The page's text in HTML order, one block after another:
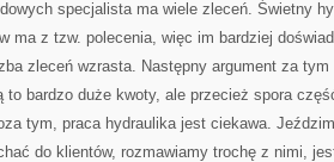
specjalista ma wiele zleceń. Świetny
ma z tzw. polecenia, więc im bardziej
zleceń wzrasta. Następny argument za
to bardzo duże kwoty, ale przecież spora
tym, praca hydraulika jest ciekawa.
do klientów, rozmawiamy trochę z nimi,